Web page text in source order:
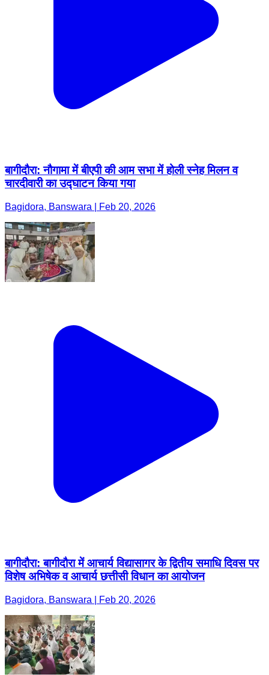
बागीदौरा: नौगामा में बीएपी की आम सभा में होली स्नेह मिलन व
चारदीवारी का उद्घाटन किया गया
Bagidora, Banswara | Feb 20, 2026
बागीदौरा: बागीदौरा में आचार्य विद्यासागर के द्वितीय समाधि दिवस पर
विशेष अभिषेक व आचार्य छत्तीसी विधान का आयोजन
Bagidora, Banswara | Feb 20, 2026